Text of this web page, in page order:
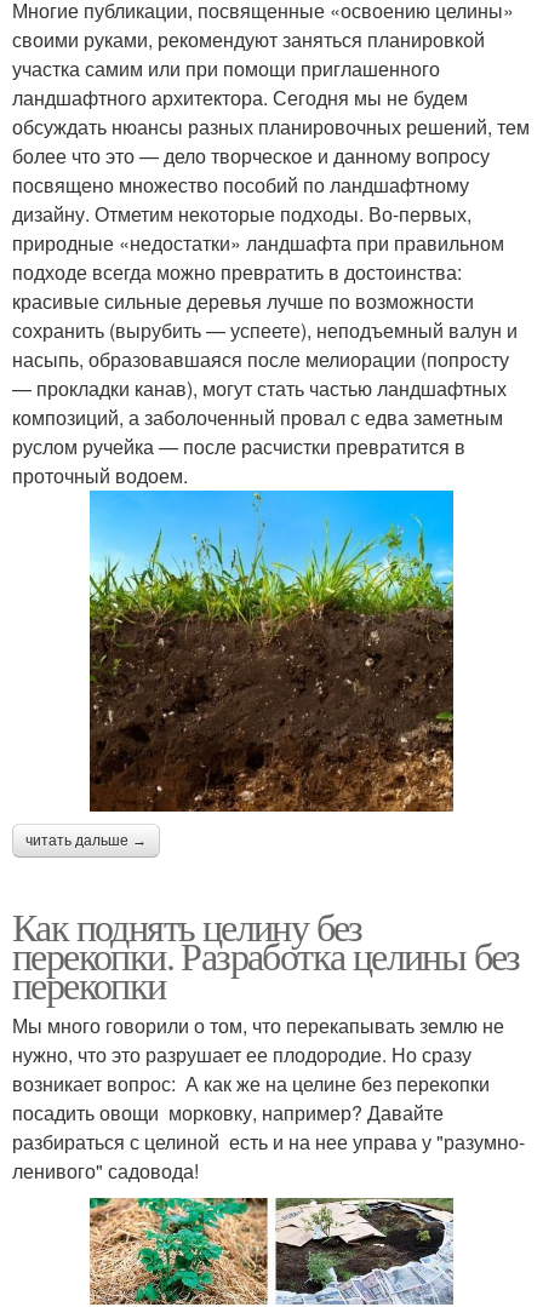
Многие публикации, посвященные «освоению целины»
своими руками, рекомендуют заняться планировкой
участка самим или при помощи приглашенного
ландшафтного архитектора. Сегодня мы не будем
обсуждать нюансы разных планировочных решений, тем
более что это — дело творческое и данному вопросу
посвящено множество пособий по ландшафтному
дизайну. Отметим некоторые подходы. Во-первых,
природные «недостатки» ландшафта при правильном
подходе всегда можно превратить в достоинства:
красивые сильные деревья лучше по возможности
сохранить (вырубить — успеете), неподъемный валун и
насыпь, образовавшаяся после мелиорации (попросту
— прокладки канав), могут стать частью ландшафтных
композиций, а заболоченный провал с едва заметным
руслом ручейка — после расчистки превратится в
проточный водоем.
читать дальше →
Как поднять целину без
перекопки. Разработка целины без
перекопки
Мы много говорили о том, что перекапывать землю не
нужно, что это разрушает ее плодородие. Но сразу
возникает вопрос: ­ А как же на целине без перекопки
посадить овощи ­ морковку, например? Давайте
разбираться с целиной ­ есть и на нее управа у "разумно­
ленивого" садовода!